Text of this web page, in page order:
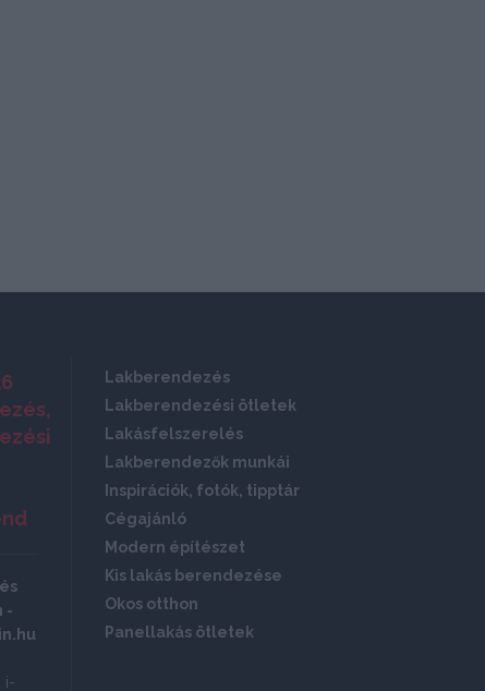
-
i-
Lakberendezés
Lakberendezési ötletek
Lakásfelszerelés
Lakberendezők munkái
Inspirációk, fotók, tipptár
Cégajánló
Modern építészet
Kis lakás berendezése
Okos otthon
Panellakás ötletek